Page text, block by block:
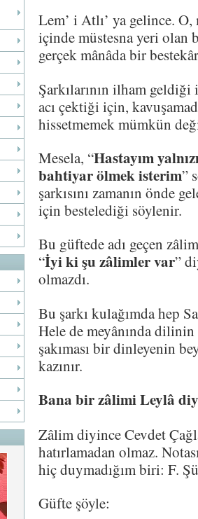
Lem’ i Atlı’ ya gelince.
içinde müstesna yeri olan
gerçek mânâda bir
Şarkılarının ilham
acı çektiği için,
hissetmemek mümkün
Mesela, “Hastayım
bahtiyar ölmek isterim”
şarkısını zamanın önde
için bestelediği söylenir.
Bu güftede adı geçen
“İyi ki şu zâlimler var”
olmazdı.
Bu şarkı kulağımda hep
Hele de meyânında
şakıması bir dinleyenin
kazınır.
Bana bir zâlimi Leylâ
Zâlim diyince Cevdet
hatırlamadan olmaz.
hiç duymadığım biri: F.
Güfte şöyle: